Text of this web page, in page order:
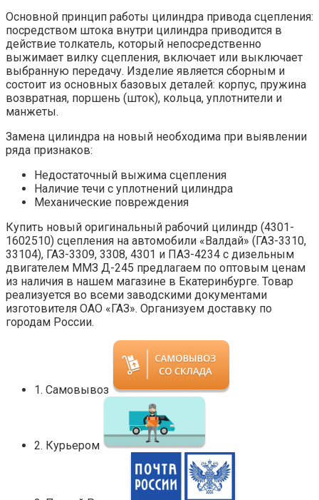
Основной принцип работы цилиндра привода сцепления:
посредством штока внутри цилиндра приводится в
действие толкатель, который непосредственно
выжимает вилку сцепления, включает или выключает
выбранную передачу. Изделие является сборным и
состоит из основных базовых деталей: корпус, пружина
возвратная, поршень (шток), кольца, уплотнители и
манжеты.
Замена цилиндра на новый необходима при выявлении
ряда признаков:
Недостаточный выжима сцепления
Наличие течи с уплотнений цилиндра
Механические повреждения
Купить новый оригинальный рабочий цилиндр (4301-
1602510) сцепления на автомобили «Валдай» (ГАЗ-3310,
33104), ГАЗ-3309, 3308, 4301 и ПАЗ-4234 с дизельным
двигателем ММЗ Д-245 предлагаем по оптовым ценам
из наличия в нашем магазине в Екатеринбурге. Товар
реализуется во всеми заводскими документами
изготовителя ОАО «ГАЗ». Организуем доставку по
городам России.
1. Самовывоз
2. Курьером